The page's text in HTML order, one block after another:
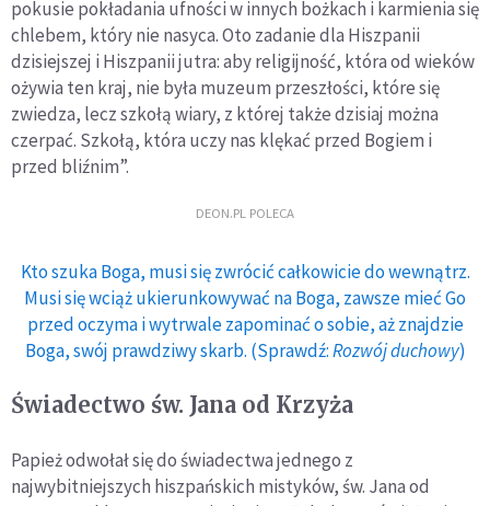
pokusie pokładania ufności w innych bożkach i karmienia się
chlebem, który nie nasyca. Oto zadanie dla Hiszpanii
dzisiejszej i Hiszpanii jutra: aby religijność, która od wieków
ożywia ten kraj, nie była muzeum przeszłości, które się
zwiedza, lecz szkołą wiary, z której także dzisiaj można
czerpać. Szkołą, która uczy nas klękać przed Bogiem i
przed bliźnim”.
DEON.PL POLECA
Kto szuka Boga, musi się zwrócić całkowicie do wewnątrz.
Musi się wciąż ukierunkowywać na Boga, zawsze mieć Go
przed oczyma i wytrwale zapominać o sobie, aż znajdzie
Boga, swój prawdziwy skarb. (Sprawdź:Rozwój duchowy)
Świadectwo św. Jana od Krzyża
Papież odwołał się do świadectwa jednego z
najwybitniejszych hiszpańskich mistyków, św. Jana od